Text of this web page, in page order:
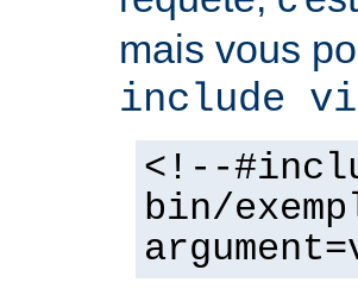
mais vous
include
<!--
bin/